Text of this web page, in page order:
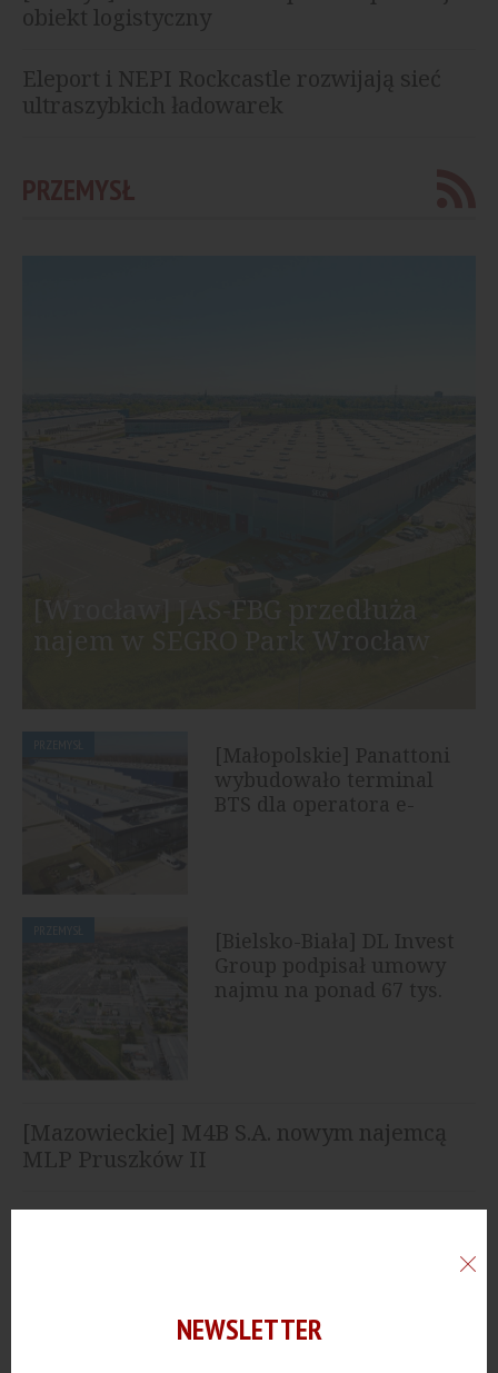
obiekt logistyczny
Eleport i NEPI Rockcastle rozwijają sieć
ultraszybkich ładowarek
PRZEMYSŁ
[Małopolskie] Panattoni
wybudowało terminal
BTS dla operatora e-
[Bielsko-Biała] DL Invest
Group podpisał umowy
najmu na ponad 67 tys.
[Mazowieckie] M4B S.A. nowym najemcą
MLP Pruszków II
[Dolnośląskie] BREMER wybuduje dla
nowego parku magazynowego
NEWSLETTER